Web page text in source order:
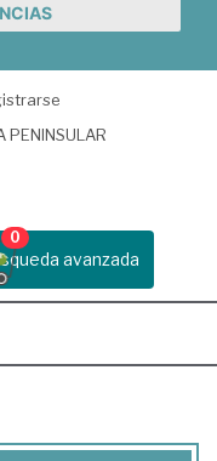
PENINSULAR
avanzada
0